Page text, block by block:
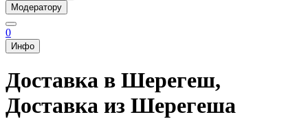
Модератору
0
Инфо
Доставка в Шерегеш,
Доставка из Шерегеша